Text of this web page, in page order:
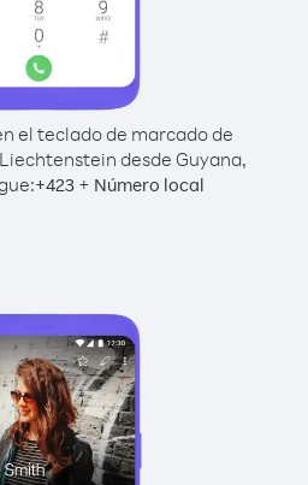
el teclado de marcado de
desde Guyana,
+423+ Número local